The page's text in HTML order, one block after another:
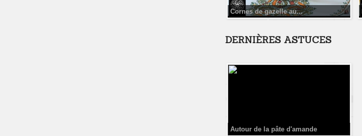
Cornes de gazelle au...
DERNIÈRES ASTUCES
Autour de la pâte d'amande